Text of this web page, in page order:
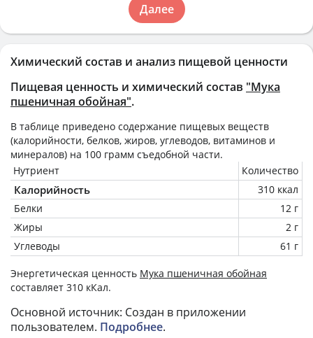
Химический состав и анализ пищевой ценности
Пищевая ценность и химический состав "Мука
пшеничная обойная".
В таблице приведено содержание пищевых веществ
(калорийности, белков, жиров, углеводов, витаминов и
минералов) на 100 грамм съедобной части.
Нутриент
Количество
Калорийность
310 ккал
Белки
12 г
Жиры
2 г
Углеводы
61 г
Энергетическая ценность Мука пшеничная обойная
составляет 310 кКал.
Основной источник: Создан в приложении
пользователем. Подробнее.
Далее